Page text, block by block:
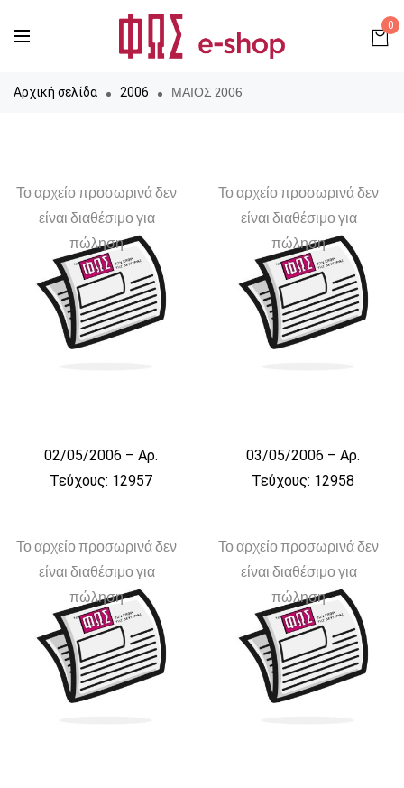
0
Αρχική σελίδα 2006 ΜΑΙΟΣ 2006
Το αρχείο προσωρινά δεν
είναι διαθέσιμο για
πώληση
02/05/2006 – Αρ.
Τεύχους: 12957
Το αρχείο προσωρινά δεν
είναι διαθέσιμο για
πώληση
03/05/2006 – Αρ.
Τεύχους: 12958
Το αρχείο προσωρινά δεν
είναι διαθέσιμο για
πώληση
Το αρχείο προσωρινά δεν
είναι διαθέσιμο για
πώληση